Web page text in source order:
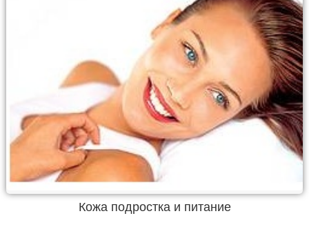
Кожа подростка и питание